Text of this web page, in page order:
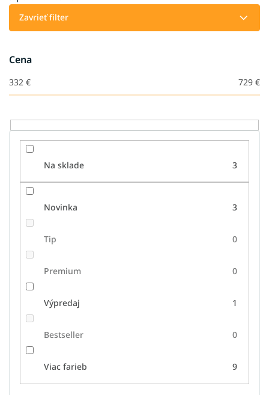
d
u
k
o
v
Zavrieť filter
Cena
332 € 729 €
Na sklade 3
Novinka 3
Tip 0
Premium 0
Výpredaj 1
Bestseller 0
Viac farieb 9